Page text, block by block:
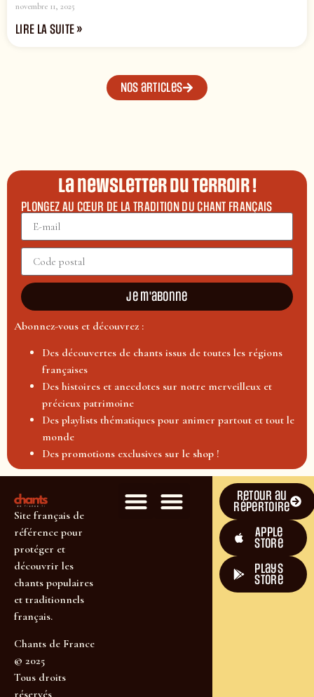
novembre 11, 2025
LIRE LA SUITE »
Nos articles
La newsletter du terroir !
PLONGEZ AU CŒUR DE LA TRADITION DU CHANT FRANÇAIS
Je m'abonne
Abonnez-vous et découvrez :
Des découvertes de chants issus de toutes les régions
françaises
Des histoires et anecdotes sur notre merveilleux et
précieux patrimoine
Des playlists thématiques pour animer partout et tout le
monde
Des promotions exclusives sur le shop !
Site français de
référence pour
protéger et
découvrir les
chants populaires
et traditionnels
français.
Chants de France
© 2025
Tous droits
réservés
Retour au
répertoire
Apple
Store
plays
store